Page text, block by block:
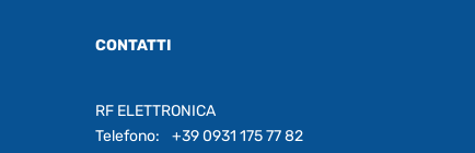
CONTATTI
RF ELETTRONICA
Telefono:
+39 0931 175 77 82